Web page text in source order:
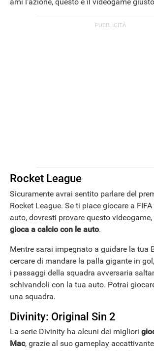
ami l’azione, questo è il videogame
Rocket League
Sicuramente avrai sentito parlare del
Rocket League. Se ti piace giocare a
auto, dovresti provare questo
gioca a calcio con le auto.
Mentre sarai impegnato a guidare la tua
cercare di mandare la palla gigante in
i passaggi della squadra avversaria
schivandoli con la tua auto. Potrai
una squadra.
Divinity: Original Sin 2
La serie Divinity ha alcuni dei migliori
Mac, grazie al suo gameplay